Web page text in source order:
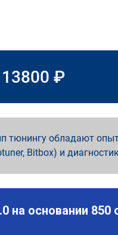
13800 ₽
тюнингу обладают
Bitbox) и
на основании 850